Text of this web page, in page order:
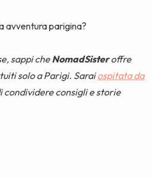
avventura parigina?
sappi cheNomadSisteroffre
solo a Parigi. Saraiospitata da
condividere consigli e storie